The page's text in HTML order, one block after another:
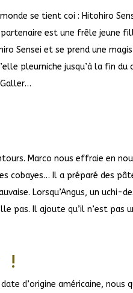
se tient coi : Hitohiro
est une frêle jeune
Sensei et se prend une
pleurniche jusqu’à la fin
Marco nous effraie en
cobayes… Il a préparé des
Lorsqu’Angus, un uchi-
pas. Il ajoute qu’il n’est pas
!
d’origine américaine,